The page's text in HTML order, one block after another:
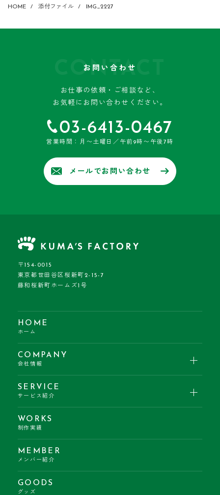
HOME 添付ファイル IMG_2227
CONTACT
お問い合わせ
お仕事の依頼・ご相談など、
お気軽にお問い合わせください。
03-6413-0467
営業時間：月〜土曜日／午前9時〜午後7時
メールでお問い合わせ
〒154-0015
東京都世田谷区桜新町2-15-7
藤和桜新町ホームズ1号
HOME
ホーム
COMPANY
会社情報
SERVICE
サービス紹介
WORKS
制作実績
MEMBER
メンバー紹介
GOODS
グッズ